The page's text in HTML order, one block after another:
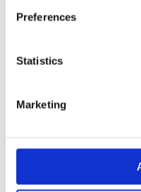
Preferences
Statistics
Marketing
Vi utvikler produkter
fra enkle produkter